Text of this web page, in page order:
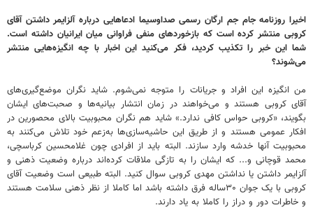
‌اخیرا روزنامه جام جم ارگان رسمی صداوسیما ادعاهایی درباره آلزایمر داشتن آقای
کروبی منتشر کرده است که بازخوردهای منفی فراوانی میان ایرانیان داشته است.
شما این خبر را تکذیب کردید، فکر می‌کنید این اخبار با چه انگیزه‌هایی منتشر
می‌شوند؟
من انگیزه این افراد و جریانات را متوجه نمی‌شوم. شاید نگران موضع‌گیری‌های
آقای کروبی هستند و می‌خواهند در زمان انتشار بیانیه‌ها و صحبت‌های ایشان
بگویند، «کروبی حواس کافی ندارد.» شاید هم نگران محبوبیت بالای محصورین در
افکار عمومی هستند و از طریق این حاشیه‌سازی‌ها به‌زعم خود تلاش می‌کنند به
محبوبیت آنها خدشه وارد سازند. البته باید از افرادی چون غلامحسین کرباسچی،
محمد قوچانی و... که ایشان را به تازگی ملاقات کرده‌اند درباره وضعیت ذهنی و
آلزایمر داشتن یا نداشتن مهدی کروبی سوال کنید. البته طبیعی است وضعیت آقای
کروبی با یک جوان ۳۰ساله فرق داشته باشد اما کاملا از نظر ذهنی سلامت هستند
و خاطرات دور و دراز را کاملا به یاد دارند.